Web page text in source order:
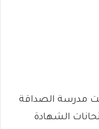
مدرسة الصداقة
الشهادة